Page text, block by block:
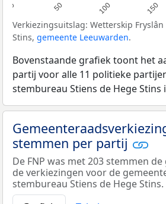
0 50 100 150
Verkiezingsuitslag: Wetterskip Fryslân
Stins, gemeente Leeuwarden.
Bovenstaande grafiek toont het
partij voor alle 11 politieke
stembureau Stiens de Hege Stins
stemmen per partij
De FNP was met 203 stemmen
de verkiezingen voor de
stembureau Stiens de Hege Stins.